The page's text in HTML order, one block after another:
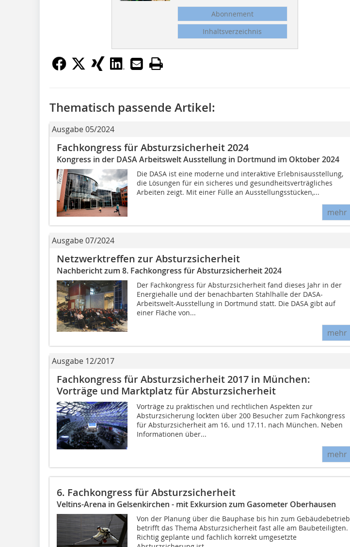
Abonnement
Inhaltsverzeichnis
Thematisch passende Artikel:
Ausgabe 05/2024
Fachkongress für Absturzsicherheit 2024
Kongress in der DASA Arbeitswelt Ausstellung in Dortmund im Oktober 2024
Die DASA ist eine moderne und interaktive Erlebnisausstellung,
die Lösungen für ein sicheres und gesundheitsverträgliches
Arbeiten zeigt. Mit einer Fülle an Ausstellungsstücken,...
mehr
Ausgabe 07/2024
Netzwerktreffen zur Absturzsicherheit
Nachbericht zum 8. Fachkongress für Absturzsicherheit 2024
Der Fachkongress für Absturzsicherheit fand dieses Jahr in der
Energiehalle und der benachbarten Stahlhalle der DASA-
Arbeitswelt-Ausstellung in Dortmund statt. Die DASA gibt auf
einer Fläche von...
mehr
Ausgabe 12/2017
Fachkongress für Absturzsicherheit 2017 in München:
Vorträge und Marktplatz für Absturzsicherheit
Vorträge zu praktischen und rechtlichen Aspekten zur
Absturzsicherung lockten über 200 Besucher zum Fachkongress
für Absturzsicherheit am 16. und 17.11. nach München. Neben
Informationen über...
mehr
6. Fachkongress für Absturzsicherheit
Veltins-Arena in Gelsenkirchen - mit Exkursion zum Gasometer Oberhausen
Von der Planung über die Bauphase bis hin zum Gebäudebetrieb
betrifft das Thema Absturzsicherheit fast alle am Baubeteiligten.
Richtig geplante und fachlich korrekt umgesetzte